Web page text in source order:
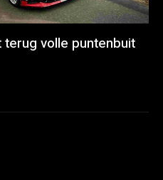
terug volle puntenbuit